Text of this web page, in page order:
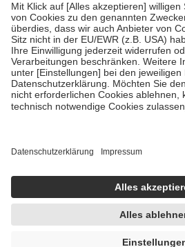
fallenkeine Zuzahlungenan bei:
• Kindern und Jugendlichen bis zum
mit Ausnahme der Fahrkosten
• Untersuchungen zur Vorsorge und
GKV getragen werden
• empfohlenen Schutzimpfungen
• Harn- und Blutteststreifen
getroffen, um sicherzustellen, dass es
https://help.etrusted.com/hc/de/
Einige Bilder und Inhalte wurden unter